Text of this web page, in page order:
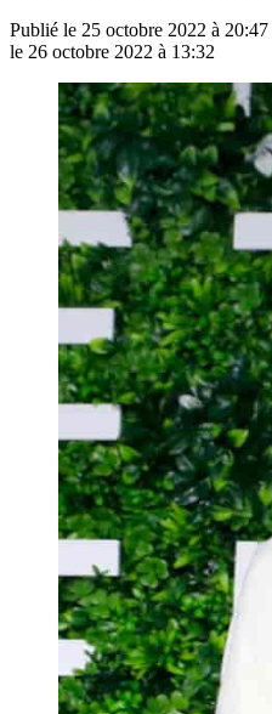
Publié le 25 octobre 2022 à 20:47
le 26 octobre 2022 à 13:32